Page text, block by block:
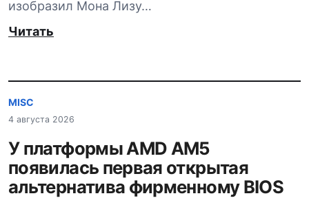
изобразил Мона Лизу…
Читать
MISC
4 августа 2026
У платформы AMD AM5
появилась первая открытая
альтернатива фирменному BIOS